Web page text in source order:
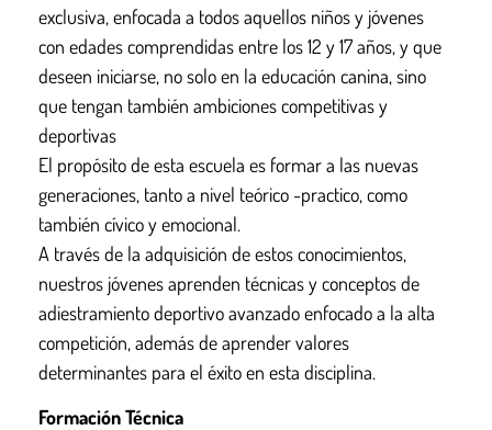
exclusiva, enfocada a todos aquellos niños y jóvenes
con edades comprendidas entre los 12 y 17 años, y que
deseen iniciarse, no solo en la educación canina, sino
que tengan también ambiciones competitivas y
deportivas
El propósito de esta escuela es formar a las nuevas
generaciones, tanto a nivel teórico -practico, como
también cívico y emocional.
A través de la adquisición de estos conocimientos,
nuestros jóvenes aprenden técnicas y conceptos de
adiestramiento deportivo avanzado enfocado a la alta
competición, además de aprender valores
determinantes para el éxito en esta disciplina.
Formación Técnica